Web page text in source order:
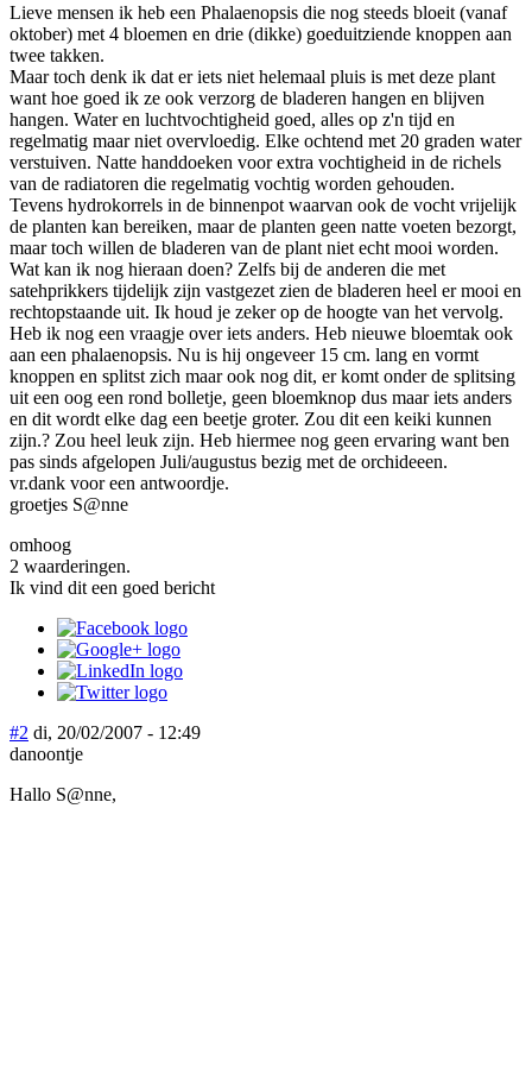
Lieve mensen ik heb een Phalaenopsis die nog steeds bloeit (vanaf
oktober) met 4 bloemen en drie (dikke) goeduitziende knoppen aan
twee takken.
Maar toch denk ik dat er iets niet helemaal pluis is met deze plant
want hoe goed ik ze ook verzorg de bladeren hangen en blijven
hangen. Water en luchtvochtigheid goed, alles op z'n tijd en
regelmatig maar niet overvloedig. Elke ochtend met 20 graden water
verstuiven. Natte handdoeken voor extra vochtigheid in de richels
van de radiatoren die regelmatig vochtig worden gehouden.
Tevens hydrokorrels in de binnenpot waarvan ook de vocht vrijelijk
de planten kan bereiken, maar de planten geen natte voeten bezorgt,
maar toch willen de bladeren van de plant niet echt mooi worden.
Wat kan ik nog hieraan doen? Zelfs bij de anderen die met
satehprikkers tijdelijk zijn vastgezet zien de bladeren heel er mooi en
rechtopstaande uit. Ik houd je zeker op de hoogte van het vervolg.
Heb ik nog een vraagje over iets anders. Heb nieuwe bloemtak ook
aan een phalaenopsis. Nu is hij ongeveer 15 cm. lang en vormt
knoppen en splitst zich maar ook nog dit, er komt onder de splitsing
uit een oog een rond bolletje, geen bloemknop dus maar iets anders
en dit wordt elke dag een beetje groter. Zou dit een keiki kunnen
zijn.? Zou heel leuk zijn. Heb hiermee nog geen ervaring want ben
pas sinds afgelopen Juli/augustus bezig met de orchideeen.
vr.dank voor een antwoordje.
groetjes S@nne
omhoog
2 waarderingen.
Ik vind dit een goed bericht
#2 di, 20/02/2007 - 12:49
danoontje
Hallo S@nne,